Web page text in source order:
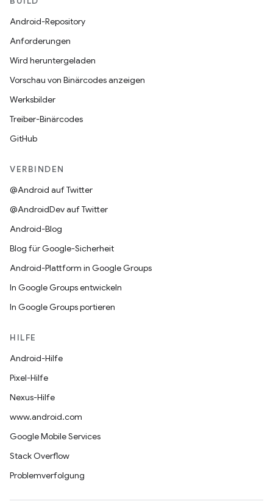
Android-Repository
Anforderungen
Wird heruntergeladen
Vorschau von Binärcodes anzeigen
Werksbilder
Treiber-Binärcodes
GitHub
VERBINDEN
@Android auf Twitter
@AndroidDev auf Twitter
Android-Blog
Blog für Google-Sicherheit
Android-Plattform in Google Groups
In Google Groups entwickeln
In Google Groups portieren
HILFE
Android-Hilfe
Pixel-Hilfe
Nexus-Hilfe
www.android.com
Google Mobile Services
Stack Overflow
Problemverfolgung